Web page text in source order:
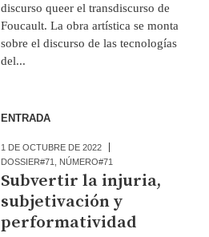
discurso queer el transdiscurso de
Foucault. La obra artística se monta
sobre el discurso de las tecnologías
del...
ENTRADA
1 DE OCTUBRE DE 2022
DOSSIER#71
NÚMERO#71
Subvertir la injuria,
subjetivación y
performatividad